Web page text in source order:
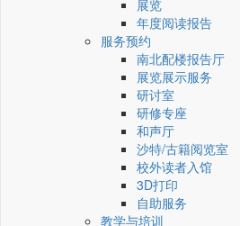
展览
年度阅读报告
服务预约
南北配楼报告厅
展览展示服务
研讨室
研修专座
和声厅
沙特/古籍阅览室
校外读者入馆
3D打印
自助服务
教学与培训